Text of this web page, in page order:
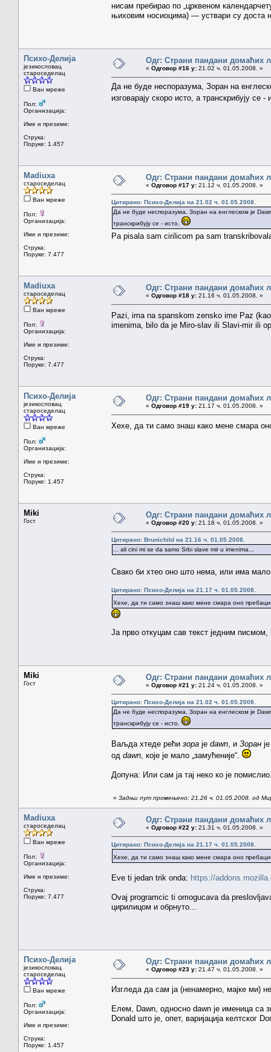
нисам пребирао по „црквеном
њиховим носиоцима) — уствари су доста
Психо-Делија
језикословац
староседелац
Ван мреже
Пол:
Организација:
Име и презиме:
Струка:
Поруке: 1.457
Одг: Страни пандани домаћих
« Одговор #16 у: 21.02 ч. 01.05.2008. »
Да не буде неспоразума, Зоран на
изговарају скоро исто, а транскрибују се -
Madiuxa
староседелац
Ван мреже
Пол:
Организација:
Име и презиме:
Струка:
Поруке: 7.477
Одг: Страни пандани домаћих
« Одговор #17 у: 21.12 ч. 01.05.2008. »
Цитирано: Психо-Делија на 21.02 ч. 01.05.2008.
Да не буде неспоразума, Зоран на енглеском је
транскрибују се - исто.
Pa pisala sam cirilicom pa sam
Madiuxa
староседелац
Ван мреже
Пол:
Организација:
Име и презиме:
Струка:
Поруке: 7.477
Одг: Страни пандани домаћих
« Одговор #18 у: 21.16 ч. 01.05.2008. »
Pazi, ima na spanskom zensko ime Paz
imenima, bilo da je Miro-slav ili Slavi-mir ili
Психо-Делија
језикословац
староседелац
Ван мреже
Пол:
Организација:
Име и презиме:
Струка:
Поруке: 1.457
Одг: Страни пандани домаћих
« Одговор #19 у: 21.17 ч. 01.05.2008. »
Хехе, да ти само знаш како мене смара
Miki
Гост
Одг: Страни пандани домаћих
« Одговор #20 у: 21.18 ч. 01.05.2008. »
Цитирано: Brunichild на 21.16 ч. 01.05.2008.
... ali cini mi se da samo Srbi slave mir u imenima...
Свако би хтео оно што нема, или има
Цитирано: Психо-Делија на 21.17 ч. 01.05.2008.
Хехе, да ти само знаш како мене смара оно
Ја прво откуцам сав текст једним
Miki
Гост
Одг: Страни пандани домаћих
« Одговор #21 у: 21.24 ч. 01.05.2008. »
Цитирано: Психо-Делија на 21.02 ч. 01.05.2008.
Да не буде неспоразума, Зоран на енглеском је
транскрибују се - исто.
Ваљда хтеде рећи зора је dawn , и Зоран
од dawn , које је мало „замућеније“.
Допуна: Или сам ја тај неко ко је
« Задњи пут промењено: 21.26 ч. 01.05.2008. од
Madiuxa
староседелац
Ван мреже
Пол:
Организација:
Име и презиме:
Струка:
Поруке: 7.477
Одг: Страни пандани домаћих
« Одговор #22 у: 21.31 ч. 01.05.2008. »
Цитирано: Психо-Делија на 21.17 ч. 01.05.2008.
Хехе, да ти само знаш како мене смара оно
Eve ti jedan trik onda: https://
Ovaj programcic ti omogucava da
цирилицом и обрнуто...
Психо-Делија
језикословац
староседелац
Ван мреже
Пол:
Организација:
Име и презиме:
Струка:
Поруке: 1.457
Одг: Страни пандани домаћих
« Одговор #23 у: 21.47 ч. 01.05.2008. »
Изгледа да сам ја (ненамерно, мајке ми)
Елем, Dawn, односно dawn је именица са
Donald што је, опет, варијација келтског